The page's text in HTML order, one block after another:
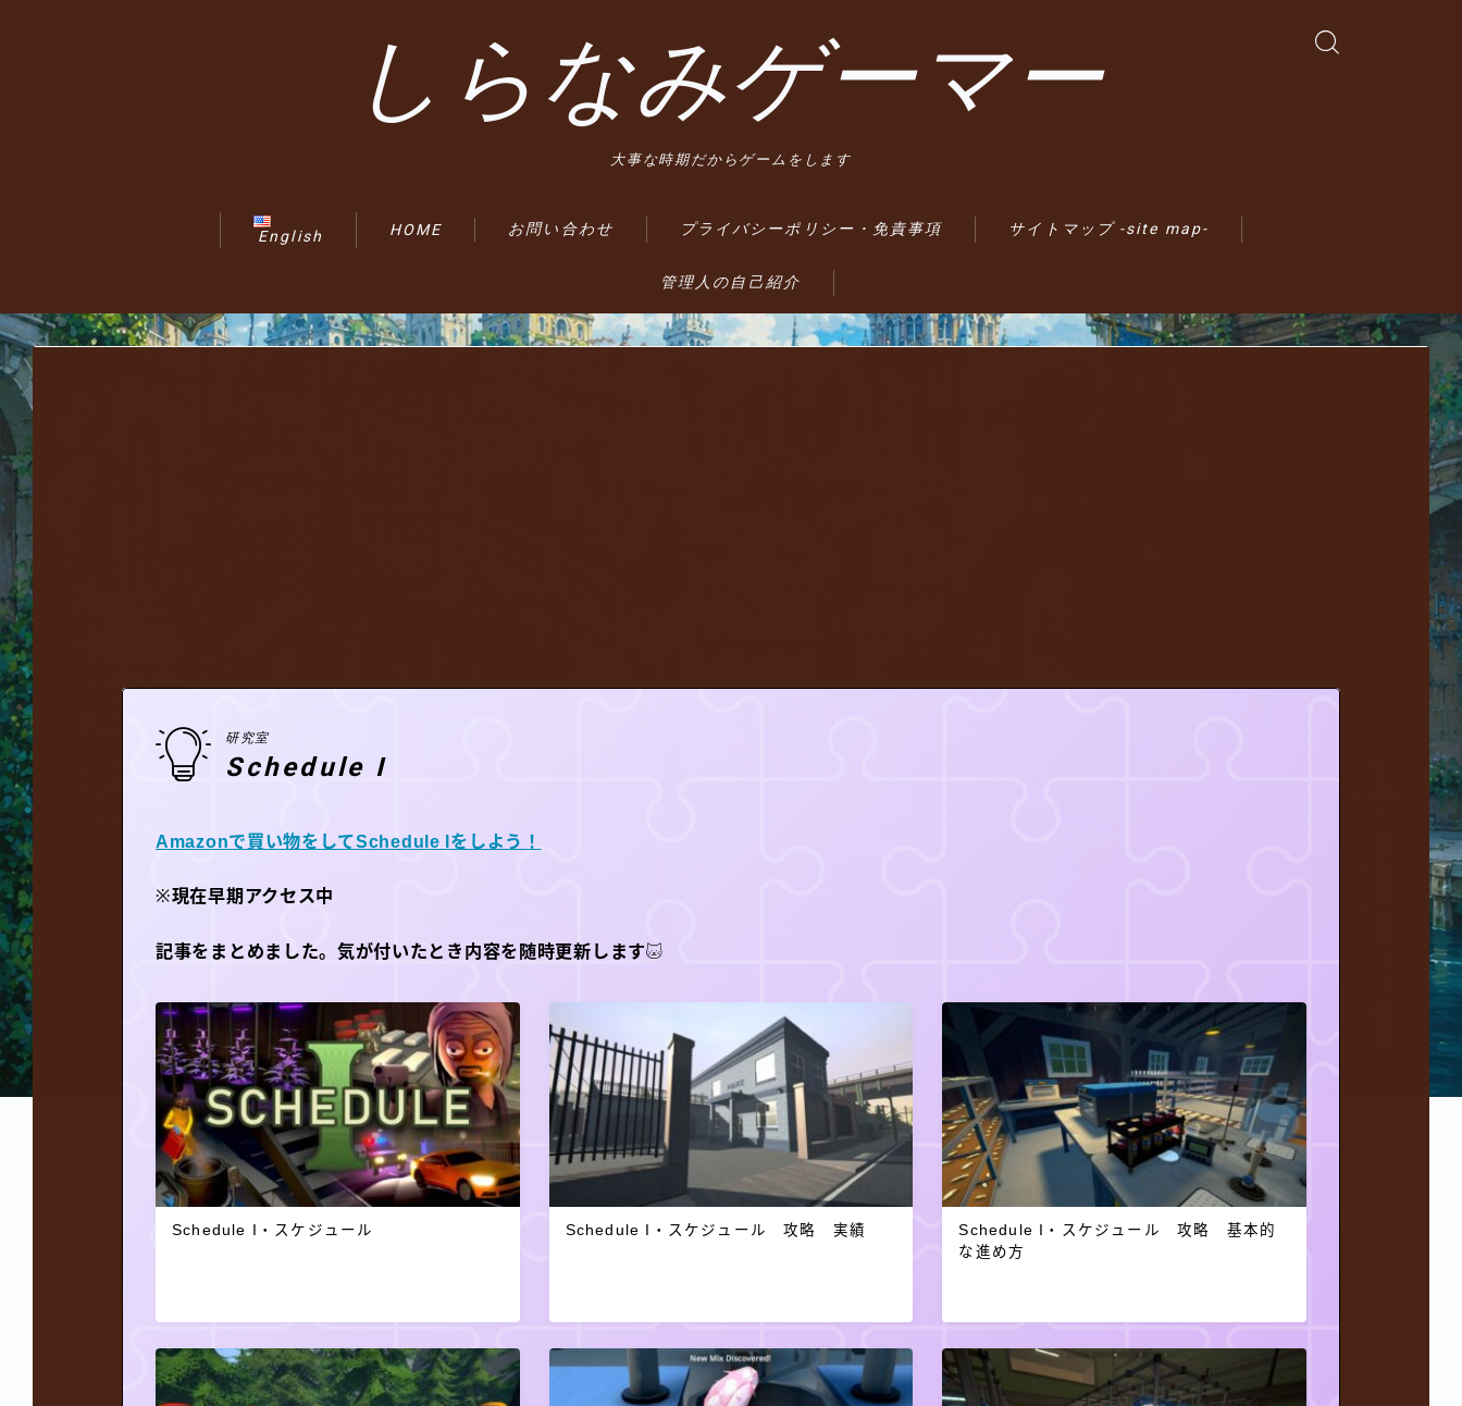
しらなみゲーマー
大事な時期だからゲームをします
English HOME お問い合わせ プライバシーポリシー・免責事項 サイトマップ -site map-
管理人の自己紹介
研究室
Schedule I
Amazonで買い物をしてSchedule Iをしよう！
※現在早期アクセス中
記事をまとめました。気が付いたとき内容を随時更新します
Schedule I・スケジュール Schedule I・スケジュール 攻略 実績
Schedule I・スケジュール 攻略 基本的
な進め方